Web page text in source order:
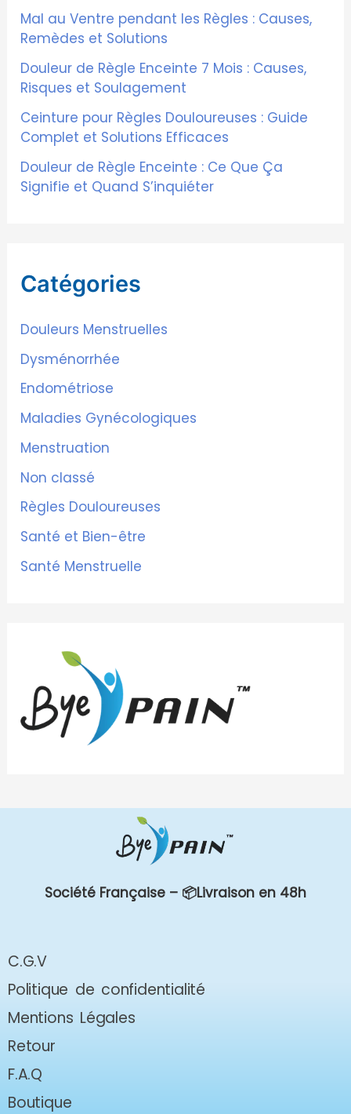
e
r
:
Mal au Ventre pendant les Règles : Causes,
Remèdes et Solutions
Douleur de Règle Enceinte 7 Mois : Causes,
Risques et Soulagement
Ceinture pour Règles Douloureuses : Guide
Complet et Solutions Efficaces
Douleur de Règle Enceinte : Ce Que Ça
Signifie et Quand S’inquiéter
Catégories
Douleurs Menstruelles
Dysménorrhée
Endométriose
Maladies Gynécologiques
Menstruation
Non classé
Règles Douloureuses
Santé et Bien-être
Santé Menstruelle
Société Française – 📦Livraison en 48h
C.G.V
Politique de confidentialité
Mentions Légales
Retour
F.A.Q
Boutique